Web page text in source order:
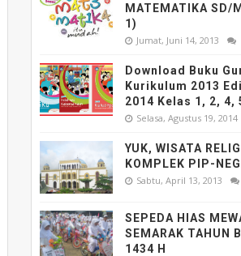
MATEMATIKA SD/
1)
Jumat, Juni 14, 2013
Download Buku
Kurikulum 2013
2014 Kelas 1, 2, 4,
Selasa, Agustus 19, 2014
YUK, WISATA
KOMPLEK PIP-
Sabtu, April 13, 2013
SEPEDA HIAS
SEMARAK TAHUN
1434 H